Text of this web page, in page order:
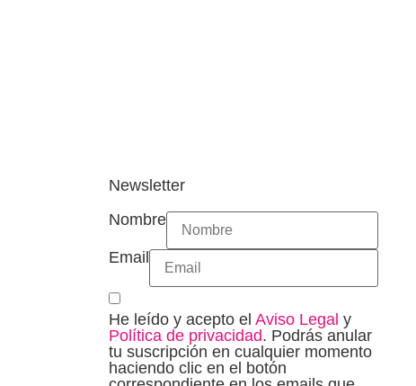
Newsletter
Nombre
Email
He leído y acepto el Aviso Legal y
Política de privacidad. Podrás anular
tu suscripción en cualquier momento
haciendo clic en el botón